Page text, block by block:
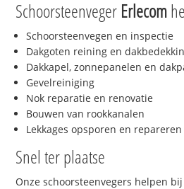
Schoorsteenveger Erlecom
Schoorsteenvegen en inspectie
Dakgoten reining en
Dakkapel, zonnepanelen en
Gevelreiniging
Nok reparatie en renovatie
Bouwen van rookkanalen
Lekkages opsporen en repareren
Snel ter plaatse
Onze schoorsteenvegers helpen